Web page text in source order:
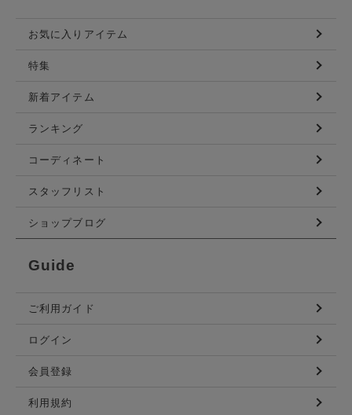
お気に入りアイテム
特集
新着アイテム
ランキング
コーディネート
スタッフリスト
ショップブログ
Guide
ご利用ガイド
ログイン
会員登録
利用規約